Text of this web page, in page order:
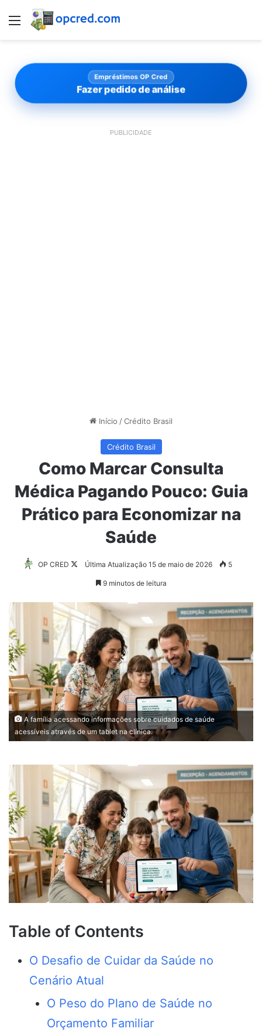
Menu
Empréstimos OP Cred
Fazer pedido de análise
PUBLICIDADE
Início /Crédito Brasil
Crédito Brasil
Como Marcar Consulta
Médica Pagando Pouco: Guia
Prático para Economizar na
Saúde
OP CRED
Follow
Última Atualização 15 de maio de 2026 5
9 minutos de leitura
A família acessando informações sobre cuidados de saúde
acessíveis através de um tablet na clínica.
Table of Contents
O Desafio de Cuidar da Saúde no
Cenário Atual
O Peso do Plano de Saúde no
Orçamento Familiar